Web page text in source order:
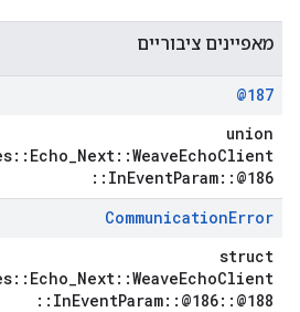
מאפיינים ציבוריים
@187
union
::InEventParam::@186
CommunicationError
struct
::InEventParam::@186::@188